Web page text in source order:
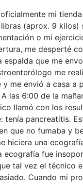
mi
(aprox. 9 kilos)
o mi
me desperté
espalda que me
me
y me envió a casa a
las 6:00 de la
llamó con los
tenía pancreatitis.
que no fumaba y
hiciera una
ecografía fue
tal vez el técnico
Cuando mi